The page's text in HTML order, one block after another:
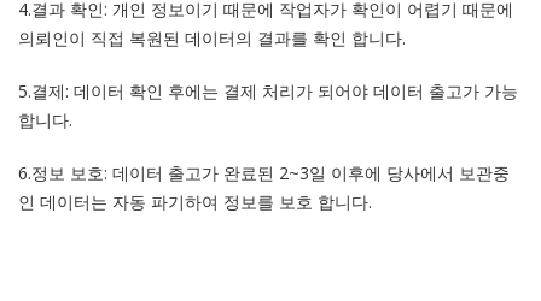
4.결과 확인: 개인 정보이기 때문에 작업자가 확인이 어렵기 때문에
의뢰인이 직접 복원된 데이터의 결과를 확인 합니다.
5.결제: 데이터 확인 후에는 결제 처리가 되어야 데이터 출고가 가능
합니다.
6.정보 보호: 데이터 출고가 완료된 2~3일 이후에 당사에서 보관중
인 데이터는 자동 파기하여 정보를 보호 합니다.